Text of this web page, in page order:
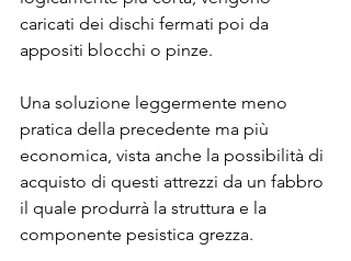
caricati dei dischi fermati poi da
appositi blocchi o pinze.
Una soluzione leggermente meno
pratica della precedente ma più
economica, vista anche la possibilità di
acquisto di questi attrezzi da un fabbro
il quale produrrà la struttura e la
componente pesistica grezza.